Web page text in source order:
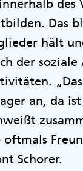
des
Das
hält
der soziale
an, da
oftmals
Schorer.